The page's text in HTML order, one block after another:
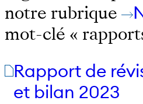
notre rubrique
mot-clé «
Rapport de
et bilan 2023